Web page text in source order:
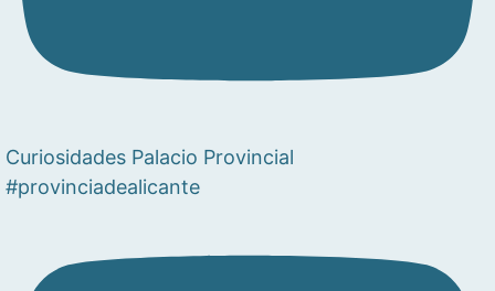
Curiosidades Palacio Provincial
#provinciadealicante